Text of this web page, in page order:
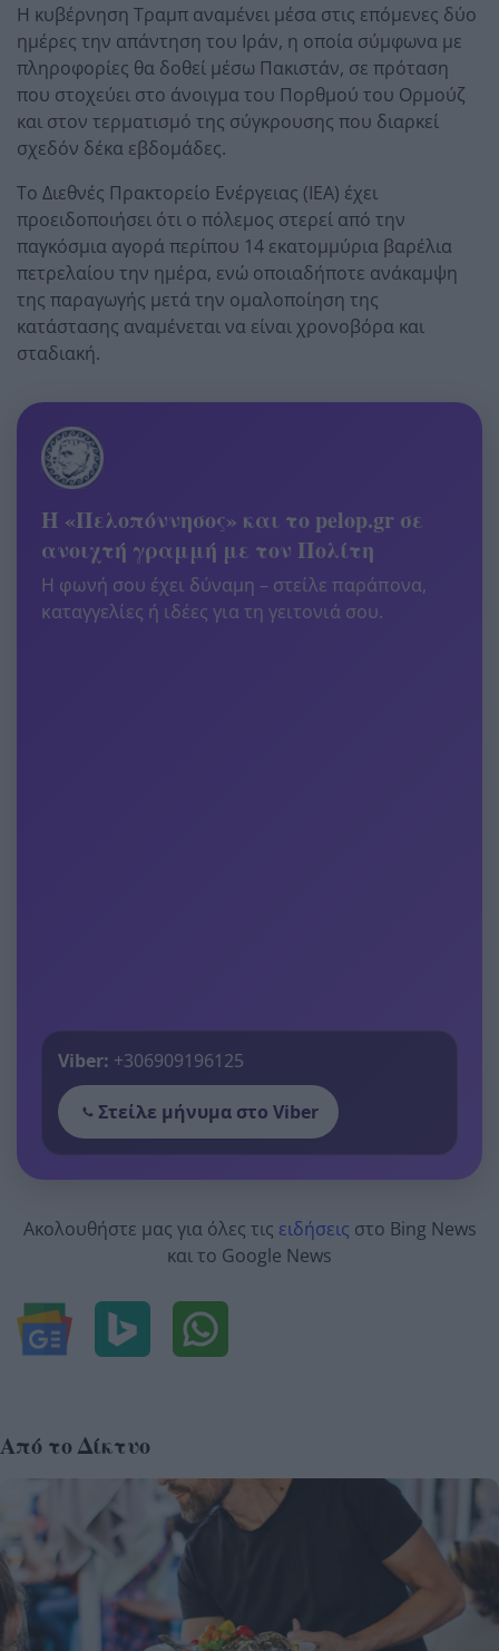
Η κυβέρνηση Τραμπ αναμένει μέσα στις επόμενες δύο
ημέρες την απάντηση του Ιράν, η οποία σύμφωνα με
πληροφορίες θα δοθεί μέσω Πακιστάν, σε πρόταση
που στοχεύει στο άνοιγμα του Πορθμού του Ορμούζ
και στον τερματισμό της σύγκρουσης που διαρκεί
σχεδόν δέκα εβδομάδες.
Το Διεθνές Πρακτορείο Ενέργειας (IEA) έχει
προειδοποιήσει ότι ο πόλεμος στερεί από την
παγκόσμια αγορά περίπου 14 εκατομμύρια βαρέλια
πετρελαίου την ημέρα, ενώ οποιαδήποτε ανάκαμψη
της παραγωγής μετά την ομαλοποίηση της
κατάστασης αναμένεται να είναι χρονοβόρα και
σταδιακή.
Η «Πελοπόννησος» και το pelop.gr σε
ανοιχτή γραμμή με τον Πολίτη
Η φωνή σου έχει δύναμη – στείλε παράπονα,
καταγγελίες ή ιδέες για τη γειτονιά σου.
Viber: +306909196125
Στείλε μήνυμα στο Viber
Ακολουθήστε μας για όλες τις ειδήσεις στο Bing News
και το Google News
Από το Δίκτυο